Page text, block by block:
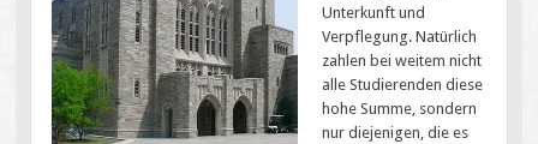
Unterkunft und
Verpflegung. Natürlich
zahlen bei weitem nicht
alle Studierenden diese
hohe Summe, sondern
nur diejenigen, die es